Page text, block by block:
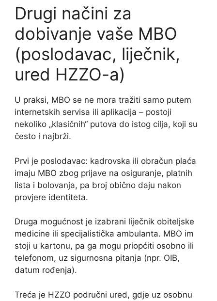
Drugi načini za
dobivanje vaše MBO
(poslodavac, liječnik,
ured HZZO-a)
U praksi, MBO se ne mora tražiti samo putem
internetskih servisa ili aplikacija – postoji
nekoliko „klasičnih“ putova do istog cilja, koji su
često i najbrži.
Prvi je poslodavac: kadrovska ili obračun plaća
imaju MBO zbog prijave na osiguranje, platnih
lista i bolovanja, pa broj obično daju nakon
provjere identiteta.
Druga mogućnost je izabrani liječnik obiteljske
medicine ili specijalistička ambulanta. MBO im
stoji u kartonu, pa ga mogu priopćiti osobno ili
telefonom, uz sigurnosna pitanja (npr. OIB,
datum rođenja).
Treća je HZZO područni ured, gdje uz osobnu